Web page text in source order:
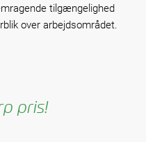
tilgængelighed
over arbejdsområdet.
pris!